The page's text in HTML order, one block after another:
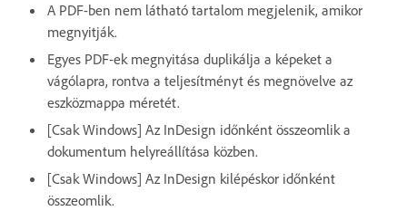
A PDF-ben nem látható tartalom megjelenik, amikor
megnyitják.
Egyes PDF-ek megnyitása duplikálja a képeket a
vágólapra, rontva a teljesítményt és megnövelve az
eszközmappa méretét.
[Csak Windows] Az InDesign időnként összeomlik a
dokumentum helyreállítása közben.
[Csak Windows] Az InDesign kilépéskor időnként
összeomlik.